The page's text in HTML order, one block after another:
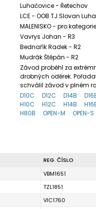
Luhačovice - Řetechov
LCE - OOB TJ Slovan
MALENISKO - pro
Vavrys Johan - R3
Bednařík Radek - R2
Mudrák Štěpán - R2
Závod proběhl za
drobných oděrek.
schválil závod v plném
D10C D12C D14B
H10C
H12C H14B
H80B
OPEN-M OPEN-S
REG. ČÍSLO
VBM1651
TZL1851
VIC1760